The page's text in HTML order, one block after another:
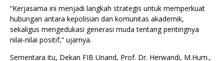
“Kerjasama ini menjadi langkah strategis untuk memperkuat
hubungan antara kepolisian dan komunitas akademik,
sekaligus mengedukasi generasi muda tentang pentingnya
nilai-nilai positif,” ujarnya.
Sementara itu, Dekan FIB Unand, Prof. Dr. Herwandi, M.Hum.,